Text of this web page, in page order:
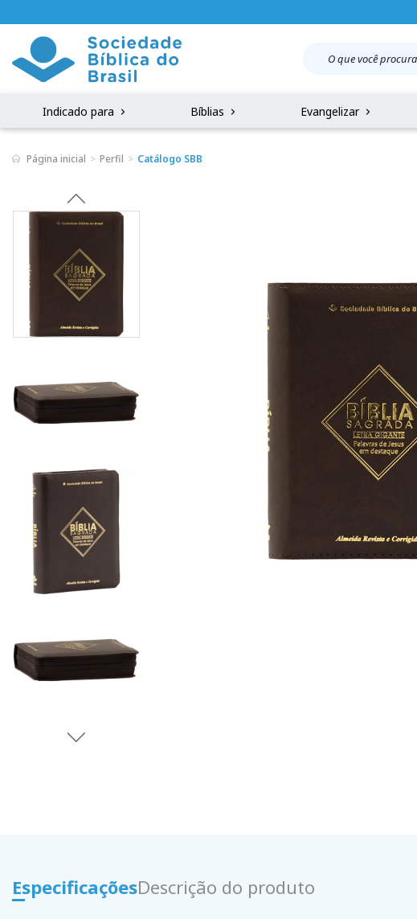
Indicado para Bíblias Evangelizar
Página inicial Perfil Catálogo SBB
EspecificaçõesDescrição do produto